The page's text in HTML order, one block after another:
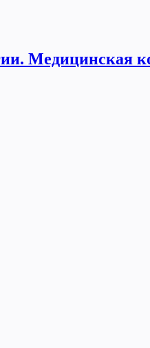
Медицинская